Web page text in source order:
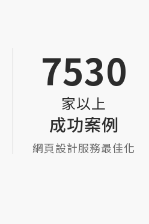
8420
家以上
成功案例
網頁設計服務最佳化